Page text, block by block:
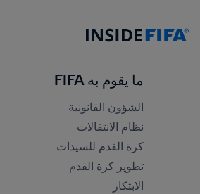
ما يقوم به FIFA
الشؤون القانونية
نظام الانتقالات
كرة القدم للسيدات
تطوير كرة القدم
الابتكار